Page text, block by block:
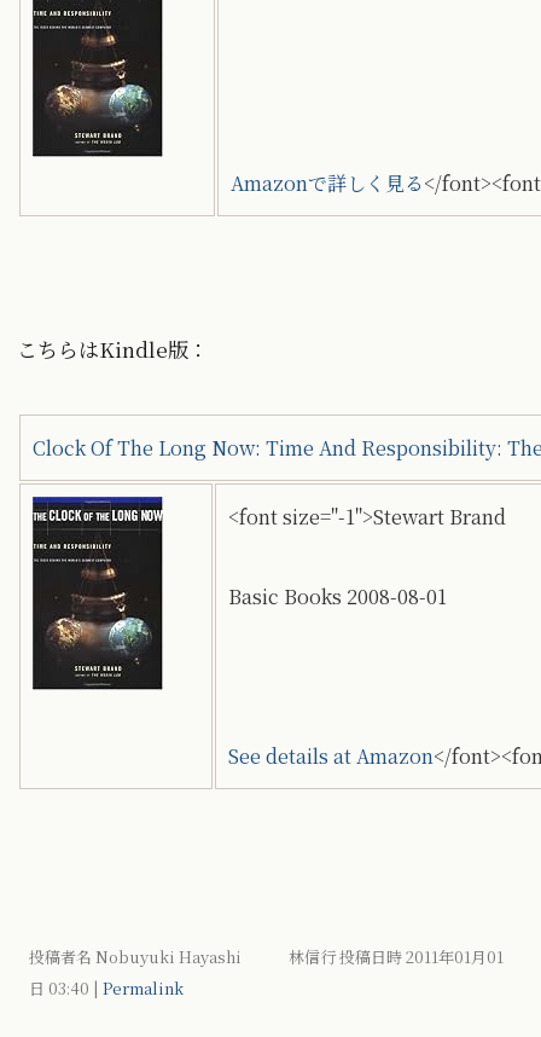
Amazonで詳しく見る</
こちらはKindle版：
Clock Of The Long Now: Time And Responsibility:
<font size="-1">Stewart Brand
Basic Books 2008-08-01
See details at Amazon</
投稿者名 Nobuyuki Hayashi 林信行 投稿日時 2011年01月01
日 03:40 | Permalink